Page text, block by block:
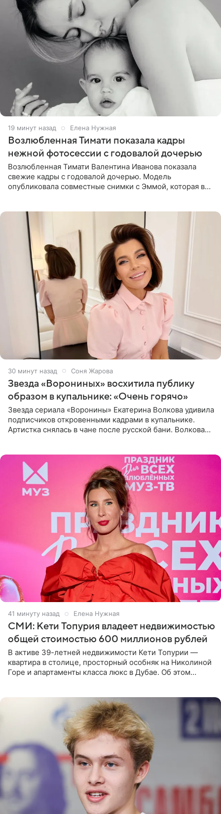
19 минут назад Елена Нужная
Возлюбленная Тимати показала кадры
нежной фотосессии с годовалой дочерью
Возлюбленная Тимати Валентина Иванова показала
свежие кадры с годовалой дочерью. Модель
опубликовала совместные снимки с Эммой, которая в
30 минут назад Соня Жарова
Звезда «Ворониных» восхитила публику
образом в купальнике: «Очень горячо»
Звезда сериала «Воронины» Екатерина Волкова удивила
подписчиков откровенными кадрами в купальнике.
Артистка снялась в чане после русской бани. Волкова
41 минуту назад Елена Нужная
СМИ: Кети Топурия владеет недвижимостью
общей стоимостью 600 миллионов рублей
В активе 39-летней недвижимости Кети Топурии —
квартира в столице, просторный особняк на Николиной
Горе и апартаменты класса люкс в Дубае. Об этом